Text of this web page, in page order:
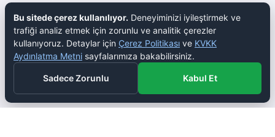
Çerez Politikası
Yasal Uyarı
Bu sitede çerez kullanılıyor. Deneyiminizi iyileştirmek ve
trafiği analiz etmek için zorunlu ve analitik çerezler
kullanıyoruz. Detaylar için Çerez Politikası ve KVKK
Aydınlatma Metni sayfalarımıza bakabilirsiniz.
Sadece Zorunlu Kabul Et